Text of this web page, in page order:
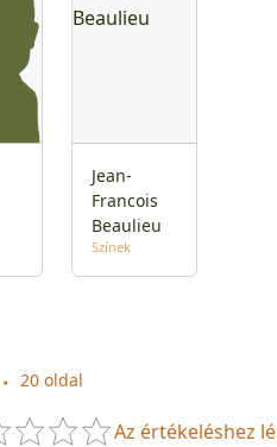
Jean-
Francois
Beaulieu
Színek
20 oldal
Az értékeléshez